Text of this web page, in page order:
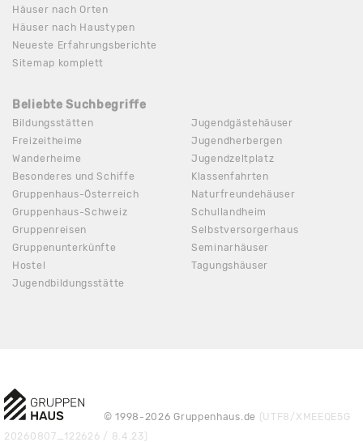
Häuser nach Orten
Häuser nach Haustypen
Neueste Erfahrungsberichte
Sitemap komplett
Beliebte Suchbegriffe
Bildungsstätten
Freizeitheime
Wanderheime
Besonderes und Schiffe
Gruppenhaus-Österreich
Gruppenhaus-Schweiz
Gruppenreisen
Gruppenunterkünfte
Hostel
Jugendbildungsstätte
Jugendgästehäuser
Jugendherbergen
Jugendzeltplatz
Klassenfahrten
Naturfreundehäuser
Schullandheim
Selbstversorgerhaus
Seminarhäuser
Tagungshäuser
© 1998-2026 Gruppenhaus.de
(UTF8/XMEEQE5G
20260807_122626 / 8.4.23)